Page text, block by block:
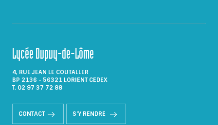
Lycée Dupuy-de-Lôme
4, RUE JEAN LE COUTALLER
BP 2136 - 56321 LORIENT CEDEX
T. 02 97 37 72 88
CONTACT S'Y RENDRE